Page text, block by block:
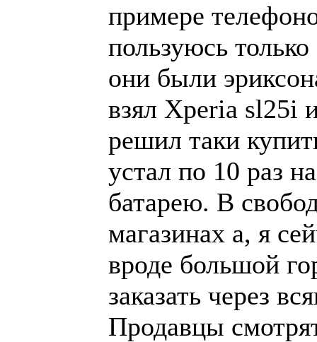
примере
пользуюсь
они были
взял Xperia sl25i
решил таки
устал по 10 раз
батарею. В
магазинах а, я
вроде большой
заказать через
Продавцы